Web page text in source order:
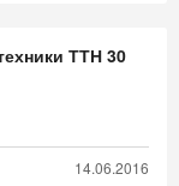
ТТН 30
14.06.2016